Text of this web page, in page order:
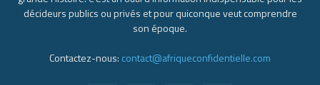
décideurs publics ou privés et pour quiconque veut comprendre
son époque.
Contactez-nous: contact@afriqueconfidentielle.com